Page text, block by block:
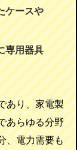
ケースや
専用器具
あり、家電製
あらゆる分野
、電力需要も